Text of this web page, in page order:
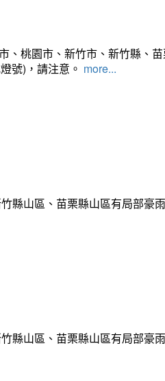
桃園市、新竹市、新竹縣、
號)，請注意。 more...
縣山區、苗栗縣山區有局部
縣山區、苗栗縣山區有局部